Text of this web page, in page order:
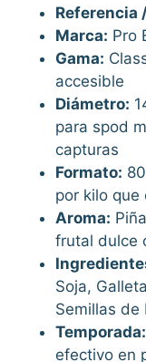
Referencia
Marca: Pro
Gama:
accesible
Diámetro:
para spod
capturas
Formato:
por kilo que
Aroma:
frutal dulce
Soja,
Semillas de
Temporada:
efectivo en